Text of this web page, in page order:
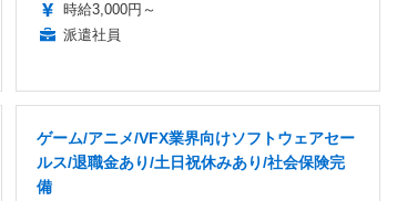
時給3,000円～
派遣社員
ゲーム/アニメ/VFX業界向けソフトウェアセー
ルス/退職金あり/土日祝休みあり/社会保険完
備